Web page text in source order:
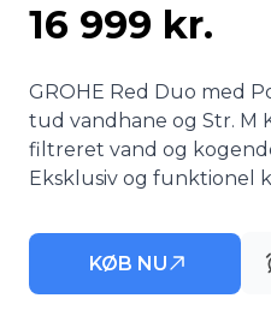
16 999 kr.
GROHE Red Duo med
tud vandhane og Str. M
filtreret vand og
Eksklusiv og funktionel
KØB NU